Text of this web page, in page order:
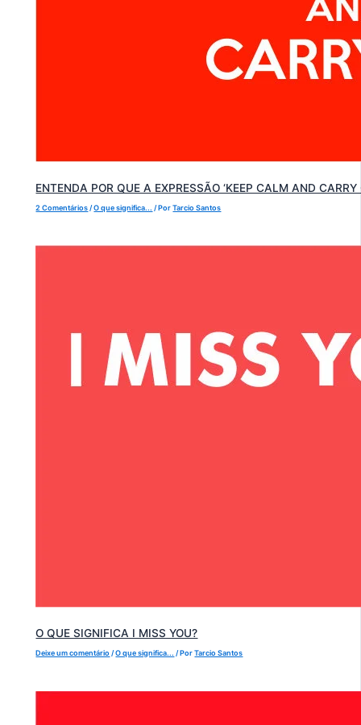
ENTENDA POR QUE A EXPRESSÃO ‘KEEP CALM AND
2 Comentários /O que significa... / PorTarcio Santos
O QUE SIGNIFICA I MISS YOU?
Deixe um comentário /O que significa... / PorTarcio Santos